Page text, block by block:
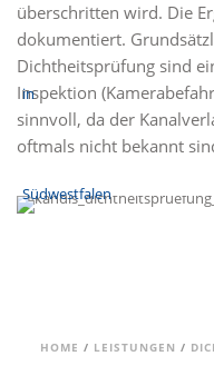
überschritten wird. Die
dokumentiert.
Dichtheitsprüfung sind
Inspektion
sinnvoll, da der
oftmals nicht bekannt
HOME / LEISTUNGEN /